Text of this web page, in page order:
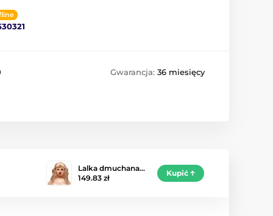
Gwarancja: 36 miesięcy
Lalka dmuchana…
149.83 zł
Kupić